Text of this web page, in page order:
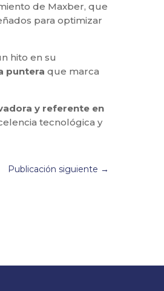
de Maxber, que
para optimizar
hito en su
puntera que marca
y referente en
tecnológica y
Publicación siguiente →